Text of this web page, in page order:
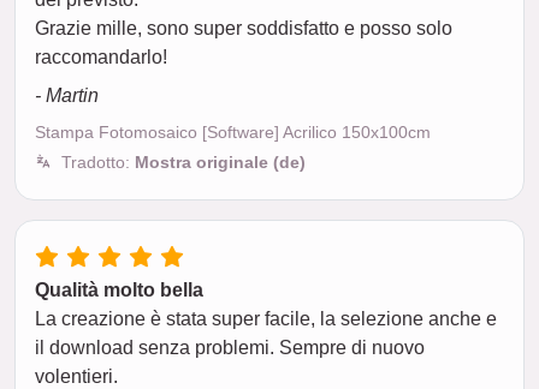
Grazie mille, sono super soddisfatto e posso solo
raccomandarlo!
- Martin
Stampa Fotomosaico [Software] Acrilico 150x100cm
Tradotto: Mostra originale (de)
Qualità molto bella
La creazione è stata super facile, la selezione anche e
il download senza problemi. Sempre di nuovo
volentieri.